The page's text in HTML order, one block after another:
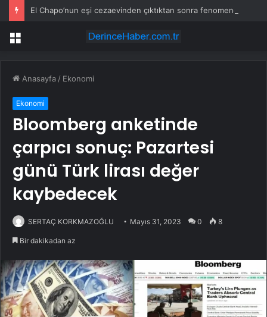
Menü
Anasayfa / Ekonomi
Ekonomi
Bloomberg anketinde
çarpıcı sonuç: Pazartesi
günü Türk lirası değer
kaybedecek
SERTAÇ KORKMAZOĞLU Mayıs 31, 2023 0 8
Bir dakikadan az